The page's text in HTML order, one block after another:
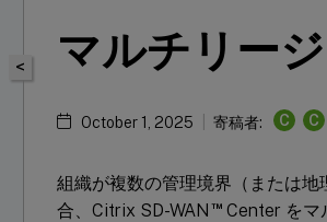
< マルチリー
October 1, 2025 寄稿者: C C
組織が複数の管理境界（または
合、Citrix SD-WAN ™Center をマ